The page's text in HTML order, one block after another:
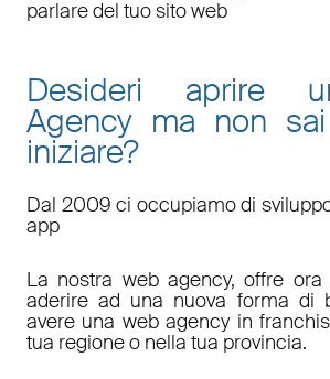
parlare del tuo sito web
Desideri aprire
Agency ma non
iniziare?
Dal 2009 ci occupiamo di
app
La nostra web agency, offre
aderire ad una nuova forma di
avere una web agency in
tua regione o nella tua provincia.